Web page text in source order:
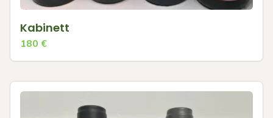
Kabinett
180 €